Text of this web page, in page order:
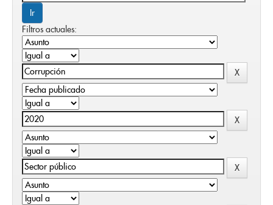
Filtros actuales: